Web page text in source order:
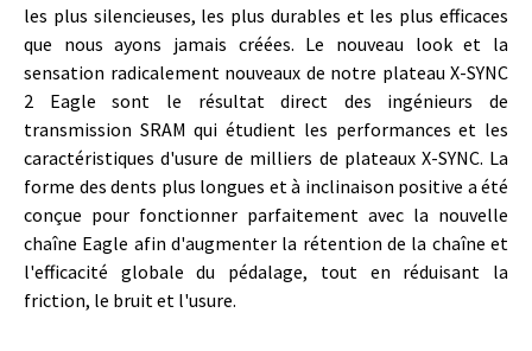
les plus silencieuses, les plus durables et les plus efficaces
que nous ayons jamais créées. Le nouveau look et la
sensation radicalement nouveaux de notre plateau X-SYNC
2 Eagle sont le résultat direct des ingénieurs de
transmission SRAM qui étudient les performances et les
caractéristiques d'usure de milliers de plateaux X-SYNC. La
forme des dents plus longues et à inclinaison positive a été
conçue pour fonctionner parfaitement avec la nouvelle
chaîne Eagle afin d'augmenter la rétention de la chaîne et
l'efficacité globale du pédalage, tout en réduisant la
friction, le bruit et l'usure.